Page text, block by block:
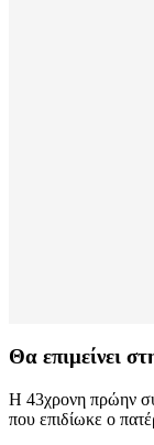
Θα επιμείνει
Η 43χρονη πρώην
που επιδίωκε ο